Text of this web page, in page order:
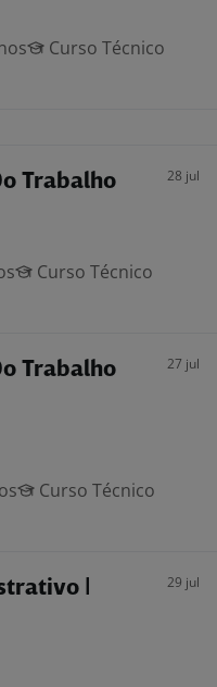
Curso Técnico
Trabalho 28 jul
Curso Técnico
Trabalho
27 jul
Curso Técnico
|
29 jul